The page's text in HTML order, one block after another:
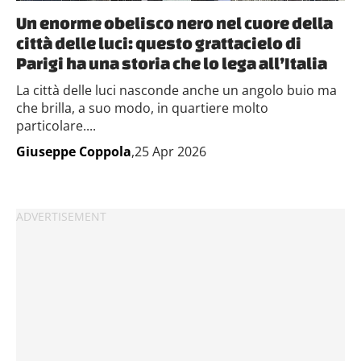
Un enorme obelisco nero nel cuore della
città delle luci: questo grattacielo di
Parigi ha una storia che lo lega all’Italia
La città delle luci nasconde anche un angolo buio ma
che brilla, a suo modo, in quartiere molto
particolare....
Giuseppe Coppola,25 Apr 2026